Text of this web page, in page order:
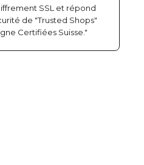
SSL et répond
de "Trusted Shops"
Certifiées Suisse."